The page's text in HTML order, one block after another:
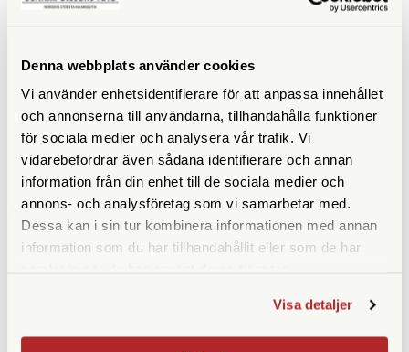
Denna webbplats använder cookies
Vi använder enhetsidentifierare för att anpassa innehållet
och annonserna till användarna, tillhandahålla funktioner
för sociala medier och analysera vår trafik. Vi
vidarebefordrar även sådana identifierare och annan
information från din enhet till de sociala medier och
annons- och analysföretag som vi samarbetar med.
Dessa kan i sin tur kombinera informationen med annan
information som du har tillhandahållit eller som de har
Visa detaljer
Förstoring 8x
Frontlinsdiameter (mm) 32
Utträdespupill (mm) 4
Synfält (º) 7,2